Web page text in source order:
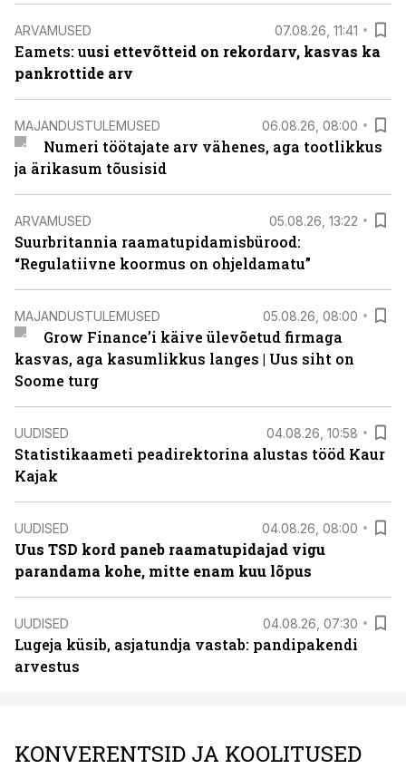
ARVAMUSED 07.08.26, 11:41
Eamets: uusi ettevõtteid on rekordarv, kasvas ka
pankrottide arv
MAJANDUSTULEMUSED 06.08.26, 08:00
Numeri töötajate arv vähenes, aga tootlikkus
ja ärikasum tõusisid
ARVAMUSED 05.08.26, 13:22
Suurbritannia raamatupidamisbürood:
“Regulatiivne koormus on ohjeldamatu”
MAJANDUSTULEMUSED 05.08.26, 08:00
Grow Finance’i käive ülevõetud firmaga
kasvas, aga kasumlikkus langes | Uus siht on
Soome turg
UUDISED 04.08.26, 10:58
Statistikaameti peadirektorina alustas tööd Kaur
Kajak
UUDISED 04.08.26, 08:00
Uus TSD kord paneb raamatupidajad vigu
parandama kohe, mitte enam kuu lõpus
UUDISED 04.08.26, 07:30
Lugeja küsib, asjatundja vastab: pandipakendi
arvestus
KONVERENTSID JA KOOLITUSED